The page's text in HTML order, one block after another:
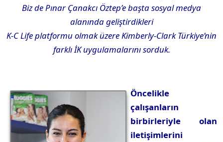
Biz de Pınar Çanakcı Öztep’e başta sosyal medya
alanında geliştirdikleri
K-C Life platformu olmak üzere Kimberly-Clark Türkiye’nin
farklı İK uygulamalarını sorduk.
Öncelikle
çalışanların
birbirleriyle olan
iletişimlerini